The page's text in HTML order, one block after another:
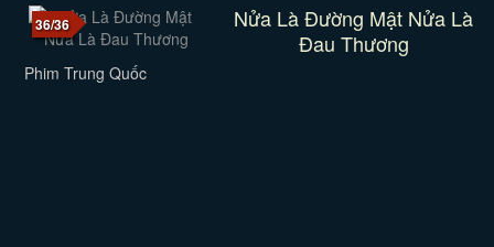
36/36
Nửa Là Đường Mật Nửa Là
Đau Thương
Phim Trung Quốc